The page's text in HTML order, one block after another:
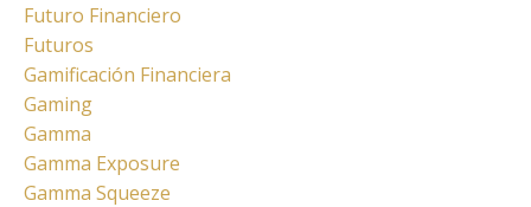
Futuro Financiero
Futuros
Gamificación Financiera
Gaming
Gamma
Gamma Exposure
Gamma Squeeze